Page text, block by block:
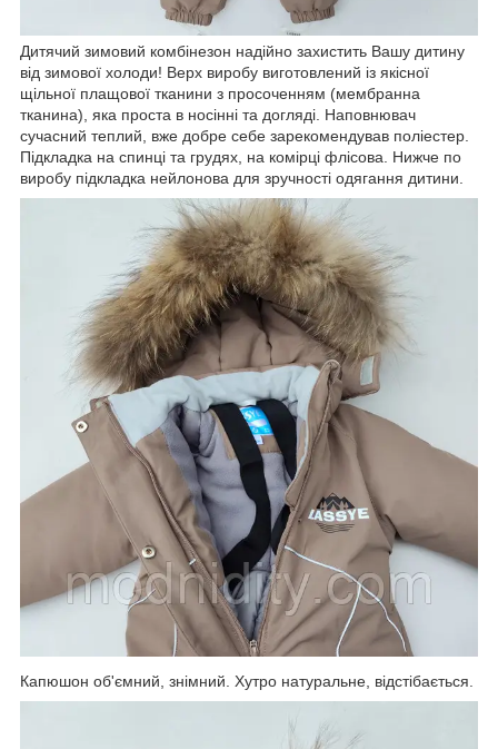
Дитячий зимовий комбінезон надійно захистить Вашу дитину
від зимової холоди! Верх виробу виготовлений із якісної
щільної плащової тканини з просоченням (мембранна
тканина), яка проста в носінні та догляді. Наповнювач
сучасний теплий, вже добре себе зарекомендував поліестер.
Підкладка на спинці та грудях, на комірці флісова. Нижче по
виробу підкладка нейлонова для зручності одягання дитини.
Капюшон об'ємний, знімний. Хутро натуральне, відстібається.